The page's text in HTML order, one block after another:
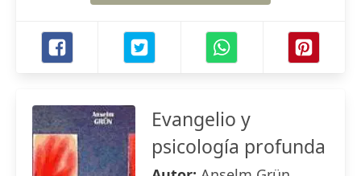
Evangelio y
psicología profunda